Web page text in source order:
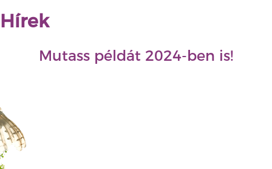
Hírek
Mutass példát 2024-ben is!